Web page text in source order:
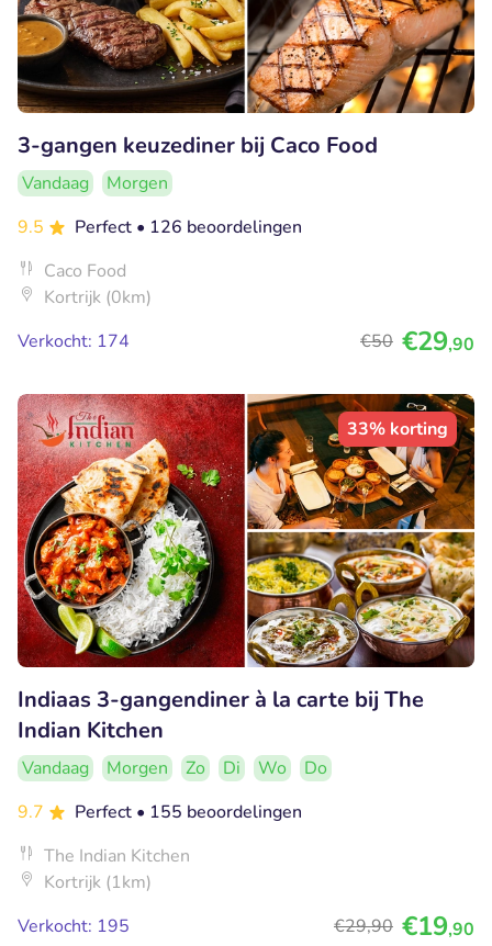
3-gangen keuzediner bij Caco Food
Vandaag
Morgen
9.5
Perfect • 126 beoordelingen
Caco Food
Kortrijk (0km)
Verkocht: 174
€50 €29,90
33% korting
Indiaas 3-gangendiner à la carte bij The
Indian Kitchen
Vandaag Morgen Zo Di Wo
Do
9.7
Perfect • 155 beoordelingen
The Indian Kitchen
Kortrijk (1km)
Verkocht: 195
€29,90 €19,90